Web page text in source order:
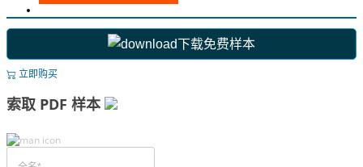
下载免费样本
立即购买
索取 PDF 样本